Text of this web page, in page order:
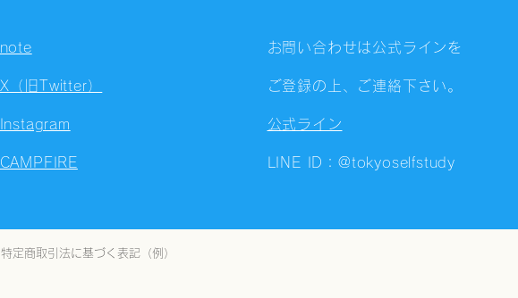
note
X（旧Twitter）
Instagram
CAMPFIRE
お問い合わせは公式ラインを
ご登録の上、ご連絡下さい。
公式ライン
LINE ID：@tokyoselfstudy
特定商取引法に基づく表記（例）